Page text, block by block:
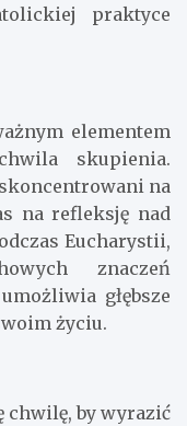
praktyce
elementem
skupienia.
na
na refleksję nad
Eucharystii,
znaczeń
głębsze
życiu.
by wyrazić